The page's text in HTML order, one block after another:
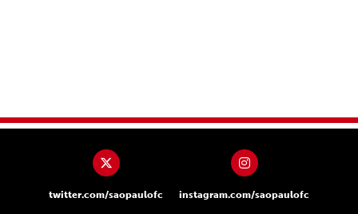
twitter.com/saopaulofc instagram.com/saopaulofc